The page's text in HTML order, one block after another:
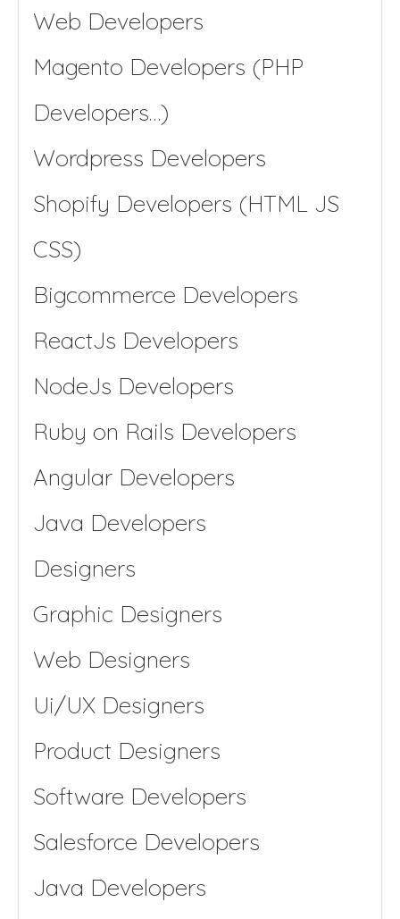
Web Developers
Magento Developers (PHP
Developers…)
Wordpress Developers
Shopify Developers (HTML JS
CSS)
Bigcommerce Developers
ReactJs Developers
NodeJs Developers
Ruby on Rails Developers
Angular Developers
Java Developers
Designers
Graphic Designers
Web Designers
Ui/UX Designers
Product Designers
Software Developers
Salesforce Developers
Java Developers